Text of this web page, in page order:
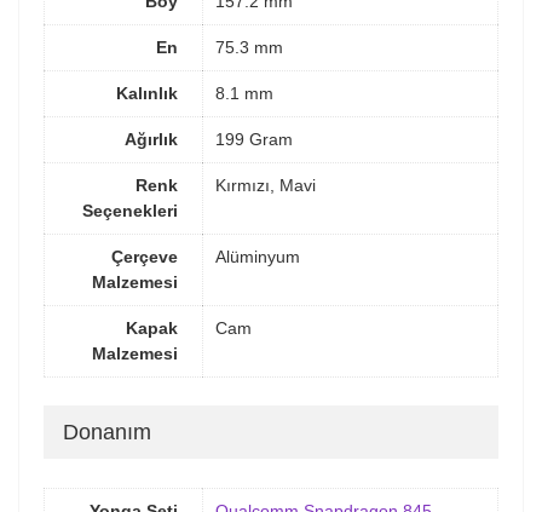
En 75.3 mm
Kalınlık 8.1 mm
Ağırlık 199 Gram
Renk
Seçenekleri
Kırmızı, Mavi
Çerçeve
Malzemesi
Alüminyum
Kapak
Malzemesi
Cam
Donanım